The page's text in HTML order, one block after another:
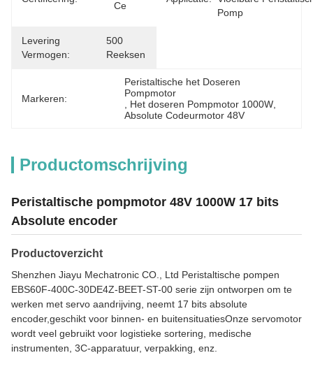
Ce
Pomp
Levering
Vermogen:
500
Reeksen
Markeren:
Peristaltische het Doseren
Pompmotor
Het doseren Pompmotor 1000W
Absolute Codeurmotor 48V
Productomschrijving
Peristaltische pompmotor 48V 1000W 17 bits
Absolute encoder
Productoverzicht
Shenzhen Jiayu Mechatronic CO., Ltd Peristaltische pompen
EBS60F-400C-30DE4Z-BEET-ST-00 serie zijn ontworpen om te
werken met servo aandrijving, neemt 17 bits absolute
encoder,geschikt voor binnen- en buitensituatiesOnze servomotor
wordt veel gebruikt voor logistieke sortering, medische
instrumenten, 3C-apparatuur, verpakking, enz.